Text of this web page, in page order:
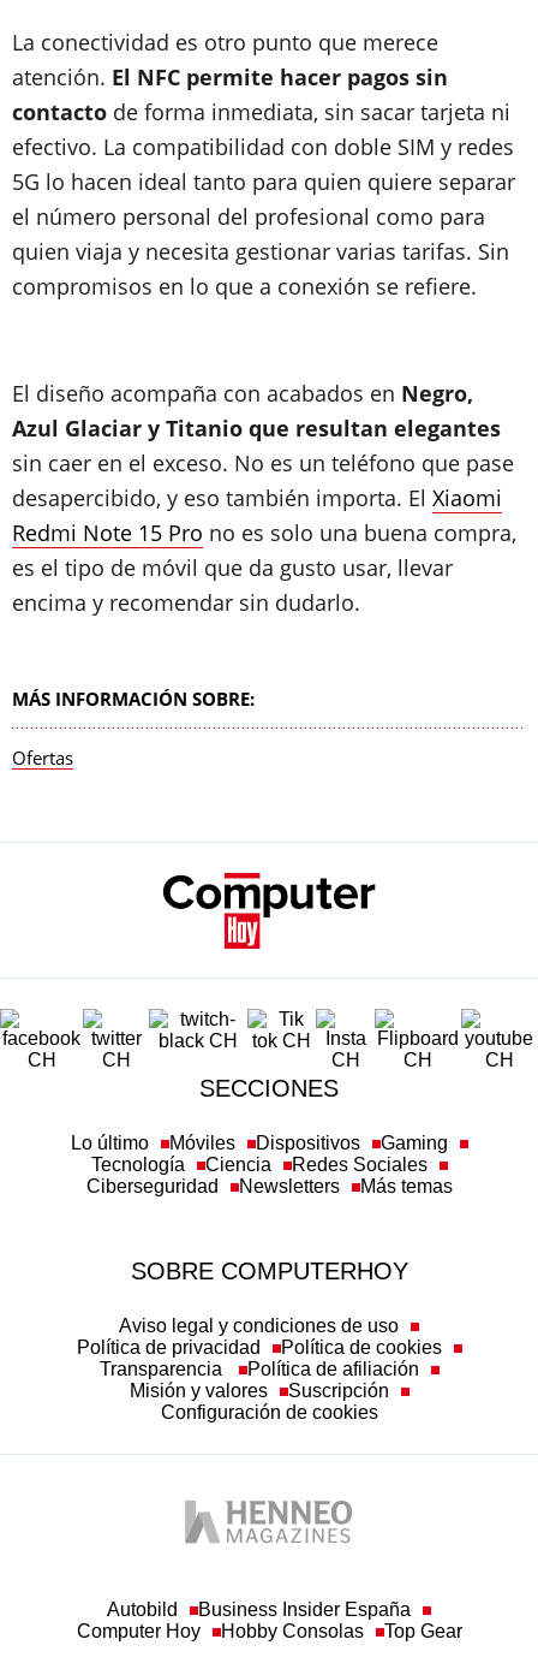
La conectividad es otro punto que merece
atención. El NFC permite hacer pagos sin
contacto de forma inmediata, sin sacar tarjeta ni
efectivo. La compatibilidad con doble SIM y redes
5G lo hacen ideal tanto para quien quiere separar
el número personal del profesional como para
quien viaja y necesita gestionar varias tarifas. Sin
compromisos en lo que a conexión se refiere.
El diseño acompaña con acabados en Negro,
Azul Glaciar y Titanio que resultan elegantes
sin caer en el exceso. No es un teléfono que pase
desapercibido, y eso también importa. El Xiaomi
Redmi Note 15 Pro no es solo una buena compra,
es el tipo de móvil que da gusto usar, llevar
encima y recomendar sin dudarlo.
MÁS INFORMACIÓN SOBRE:
Ofertas
SECCIONES
Lo último Móviles Dispositivos
Gaming
Tecnología
Ciencia
Redes Sociales
Ciberseguridad
Newsletters Más temas
SOBRE COMPUTERHOY
Aviso legal y condiciones de uso
Política de privacidad
Política de cookies
Transparencia
Política de afiliación
Misión y valores
Suscripción
Configuración de cookies
Autobild
Business Insider España
Computer Hoy
Hobby Consolas Top Gear